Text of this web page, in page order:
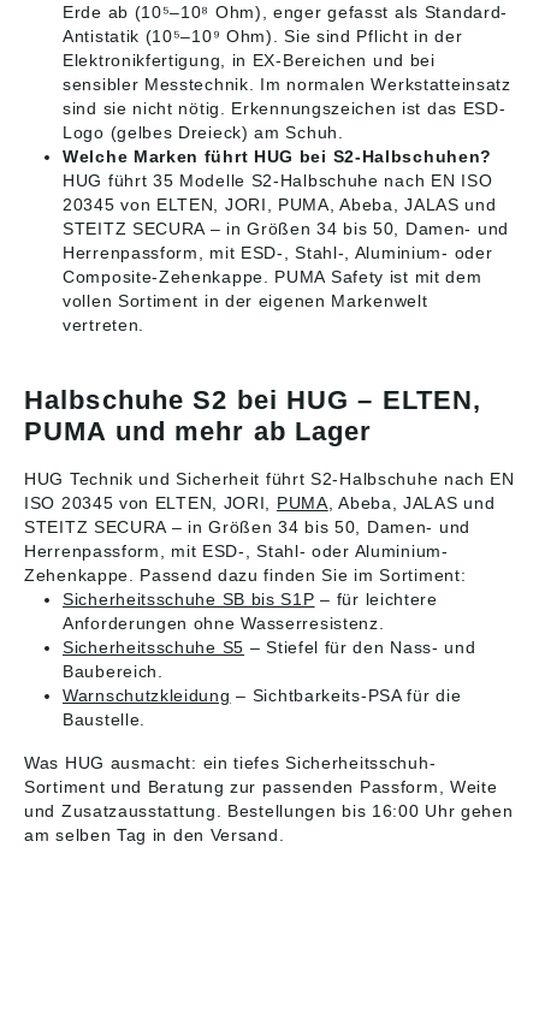
Erde ab (10⁵–10⁸ Ohm), enger gefasst als Standard-
Antistatik (10⁵–10⁹ Ohm). Sie sind Pflicht in der
Elektronikfertigung, in EX-Bereichen und bei
sensibler Messtechnik. Im normalen Werkstatteinsatz
sind sie nicht nötig. Erkennungszeichen ist das ESD-
Logo (gelbes Dreieck) am Schuh.
Welche Marken führt HUG bei S2-Halbschuhen?
HUG führt 35 Modelle S2-Halbschuhe nach EN ISO
20345 von ELTEN, JORI, PUMA, Abeba, JALAS und
STEITZ SECURA – in Größen 34 bis 50, Damen- und
Herrenpassform, mit ESD-, Stahl-, Aluminium- oder
Composite-Zehenkappe. PUMA Safety ist mit dem
vollen Sortiment in der eigenen Markenwelt
vertreten.
Halbschuhe S2 bei HUG – ELTEN,
PUMA und mehr ab Lager
HUG Technik und Sicherheit führt S2-Halbschuhe nach EN
ISO 20345 von ELTEN, JORI, PUMA , Abeba, JALAS und
STEITZ SECURA – in Größen 34 bis 50, Damen- und
Herrenpassform, mit ESD-, Stahl- oder Aluminium-
Zehenkappe. Passend dazu finden Sie im Sortiment:
Sicherheitsschuhe SB bis S1P – für leichtere
Anforderungen ohne Wasserresistenz.
Sicherheitsschuhe S5 – Stiefel für den Nass- und
Baubereich.
Warnschutzkleidung – Sichtbarkeits-PSA für die
Baustelle.
Was HUG ausmacht: ein tiefes Sicherheitsschuh-
Sortiment und Beratung zur passenden Passform, Weite
und Zusatzausstattung. Bestellungen bis 16:00 Uhr gehen
am selben Tag in den Versand.